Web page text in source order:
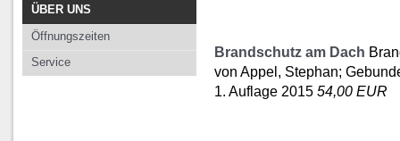
ÜBER UNS
Öffnungszeiten
Service
Brandschutz am Dach
von Appel, Stephan;
1. Auflage 2015 54,00 EUR